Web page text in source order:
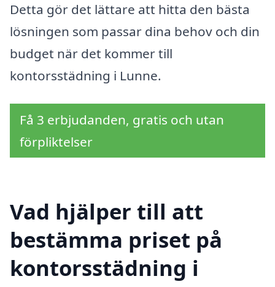
Detta gör det lättare att hitta den bästa
lösningen som passar dina behov och din
budget när det kommer till
kontorsstädning i Lunne.
Få 3 erbjudanden, gratis och utan
förpliktelser
Vad hjälper till att
bestämma priset på
kontorsstädning i